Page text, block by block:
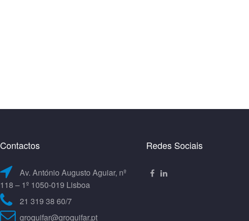
Contactos
Av. António Augusto Aguiar, nº
118 – 1º 1050-019 Lisboa
21 319 38 60/7
groquifar@groquifar.pt
Redes Sociais